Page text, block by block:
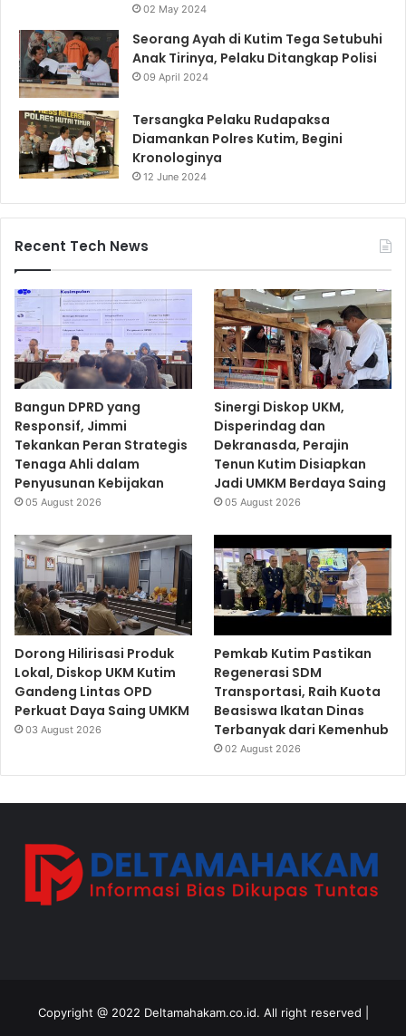
02 May 2024
Seorang Ayah di Kutim Tega Setubuhi
Anak Tirinya, Pelaku Ditangkap Polisi
09 April 2024
Tersangka Pelaku Rudapaksa
Diamankan Polres Kutim, Begini
Kronologinya
12 June 2024
Recent Tech News
Bangun DPRD yang
Responsif, Jimmi
Tekankan Peran Strategis
Tenaga Ahli dalam
Penyusunan Kebijakan
05 August 2026
Sinergi Diskop UKM,
Disperindag dan
Dekranasda, Perajin
Tenun Kutim Disiapkan
Jadi UMKM Berdaya Saing
05 August 2026
Dorong Hilirisasi Produk
Lokal, Diskop UKM Kutim
Gandeng Lintas OPD
Perkuat Daya Saing UMKM
03 August 2026
Pemkab Kutim Pastikan
Regenerasi SDM
Transportasi, Raih Kuota
Beasiswa Ikatan Dinas
Terbanyak dari Kemenhub
02 August 2026
Copyright @ 2022 Deltamahakam.co.id. All right reserved |